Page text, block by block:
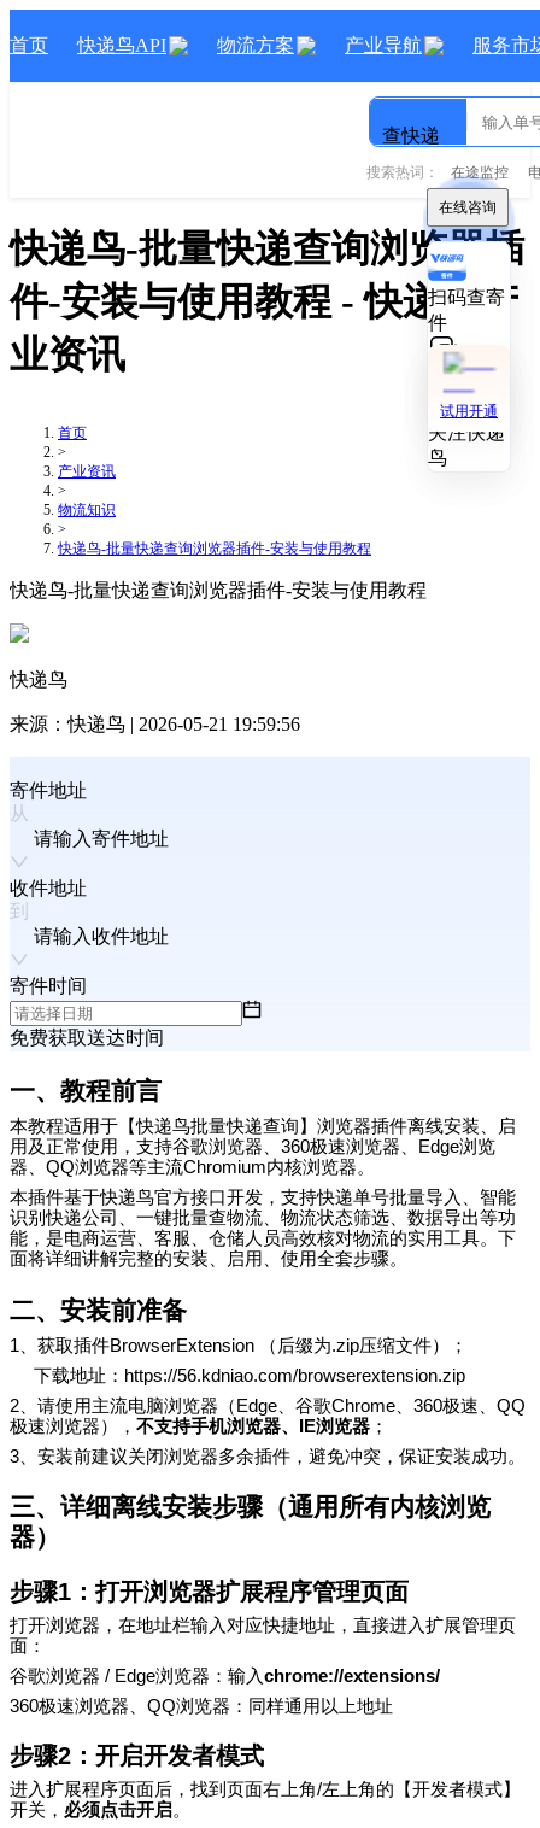
在线咨询
扫码查寄
件
技术对接
关注快递
鸟
试用开通
首页 快递鸟API 物流方案 产业导航 服务市
查快递
搜索热词： 在途监控
快递鸟-批量快递查询浏览器插
件-安装与使用教程 - 快递鸟产
业资讯
首页
>
产业资讯
>
物流知识
>
快递鸟-批量快递查询浏览器插件-安装与使用教程
快递鸟-批量快递查询浏览器插件-安装与使用教程
快递鸟
来源：快递鸟 | 2026-05-21 19:59:56
寄件地址
请输入寄件地址
收件地址
请输入收件地址
寄件时间
免费获取送达时间
一、教程前言
本教程适用于【快递鸟批量快递查询】浏览器插件离线安装、启
用及正常使用，支持谷歌浏览器、 360极速浏览器、 Edge浏览
器、 QQ浏览器等主流Chromium内核浏览器。
本插件基于快递鸟官方接口开发，支持快递单号批量导入、智能
识别快递公司、一键批量查物流、物流状态筛选、数据导出等功
能，是电商运营、客服、仓储人员高效核对物流的实用工具。下
面将详细讲解完整的安装、启用、使用全套步骤。
二、安装前准备
1 、获取插件BrowserExtension （后缀为.zip压缩文件）；
下载地址： https://56.kdniao.com/browserextension.zip
2 、请使用主流电脑浏览器（Edge 、谷歌Chrome 360极速、 QQ
极速浏览器）， 不支持手机浏览器、 IE浏览器 ；
3 、安装前建议关闭浏览器多余插件，避免冲突，保证安装成功。
三、详细离线安装步骤（通用所有内核浏览
器）
步骤1 ：打开浏览器扩展程序管理页面
打开浏览器，在地址栏输入对应快捷地址，直接进入扩展管理页
面：
谷歌浏览器 / Edge浏览器：输入chrome://extensions/
360极速浏览器、 QQ浏览器：同样通用以上地址
步骤2 ：开启开发者模式
进入扩展程序页面后，找到页面右上角/左上角的【开发者模式】
开关， 必须点击开启。
在线咨询
扫码查寄
件
技术对接
关注快递
鸟
试用开通